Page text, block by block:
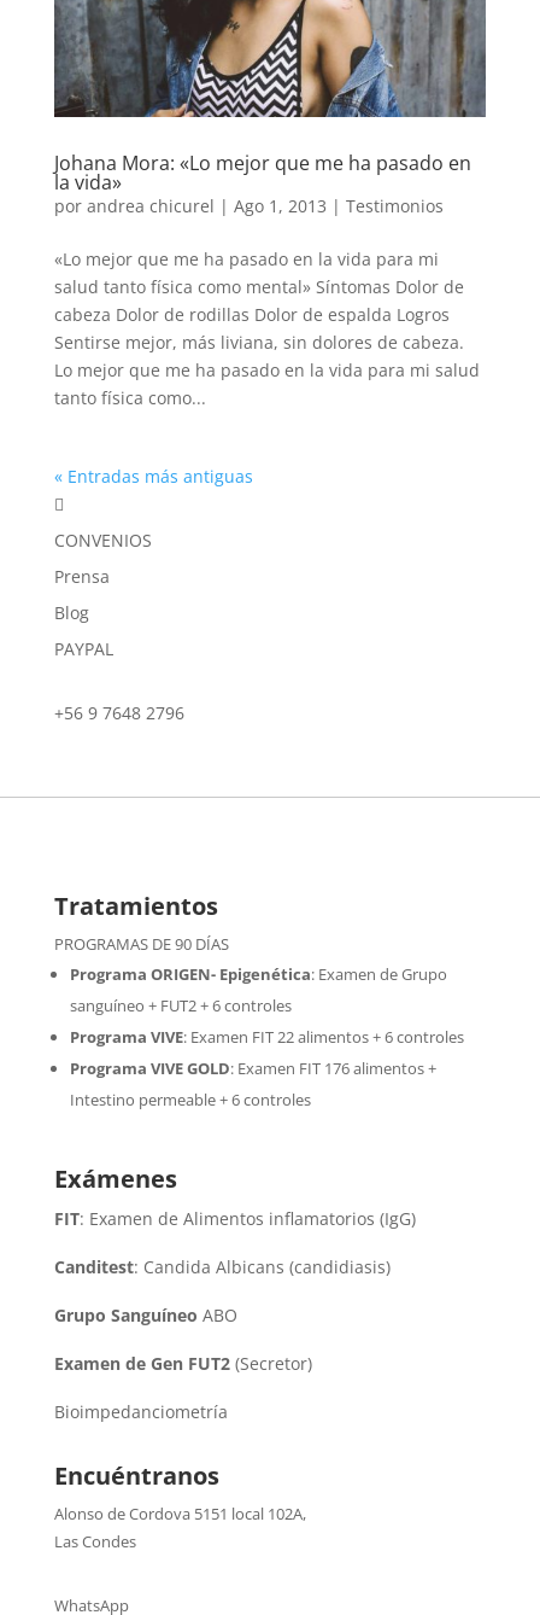
Johana Mora: «Lo mejor que me ha pasado en
la vida»
por andrea chicurel | Ago 1, 2013 | Testimonios
«Lo mejor que me ha pasado en la vida para mi
salud tanto física como mental» Síntomas Dolor de
cabeza Dolor de rodillas Dolor de espalda Logros
Sentirse mejor, más liviana, sin dolores de cabeza.
Lo mejor que me ha pasado en la vida para mi salud
tanto física como...
« Entradas más antiguas

CONVENIOS
Prensa
Blog
PAYPAL
+56 9 7648 2796
Tratamientos
PROGRAMAS DE 90 DÍAS
Programa ORIGEN- Epigenética:Examen de Grupo
sanguíneo + FUT2 + 6 controles
Programa VIVE: Examen FIT 22 alimentos + 6 controles
Programa VIVE GOLD: Examen FIT 176 alimentos +
Intestino permeable + 6 controles
Exámenes
FIT: Examen de Alimentos inflamatorios (IgG)
Canditest: Candida Albicans (candidiasis)
Grupo Sanguíneo ABO
Examen de Gen FUT2(Secretor)
Bioimpedanciometría
Encuéntranos
Alonso de Cordova 5151 local 102A,
Las Condes
WhatsApp